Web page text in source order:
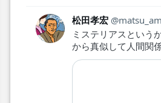
松田孝宏 matsu_am
ミステリアスという
から真似して人間関